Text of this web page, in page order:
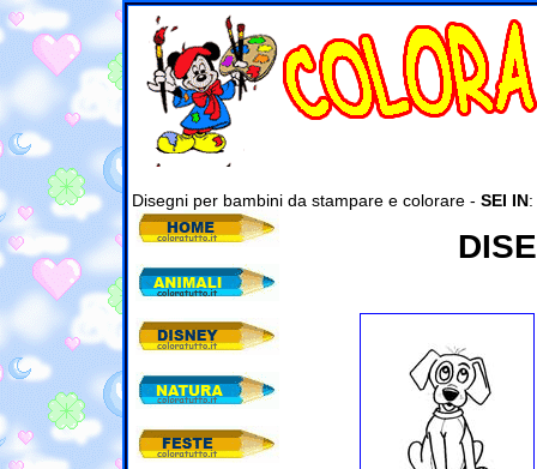
Disegni per bambini da stampare e colorare - SEI IN: